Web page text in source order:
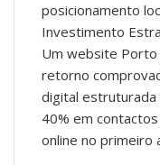
posicionamento
Investimento
Um website
retorno
digital
40% em
online no primeiro